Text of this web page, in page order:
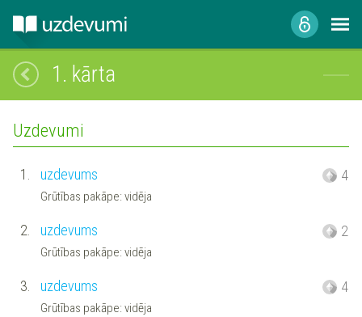
1. kārta
Uzdevumi
1. uzdevums
Grūtības pakāpe: vidēja
4
2. uzdevums
Grūtības pakāpe: vidēja
2
3. uzdevums
Grūtības pakāpe: vidēja
4